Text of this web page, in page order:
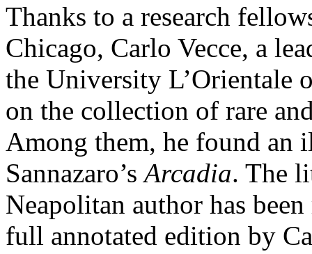
Thanks to a research
Chicago, Carlo Vecce, a
the University L’Orientale
on the collection of rare
Among them, he found an
Sannazaro’sArcadia. The
Neapolitan author has
full annotated edition by